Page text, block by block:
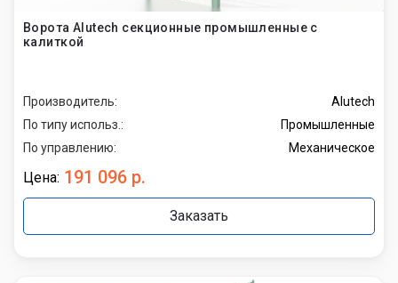
Ворота Alutech секционные промышленные с
калиткой
Производитель:
Alutech
По типу использ.:
Промышленные
По управлению:
Механическое
Цена: 191 096 р.
Заказать